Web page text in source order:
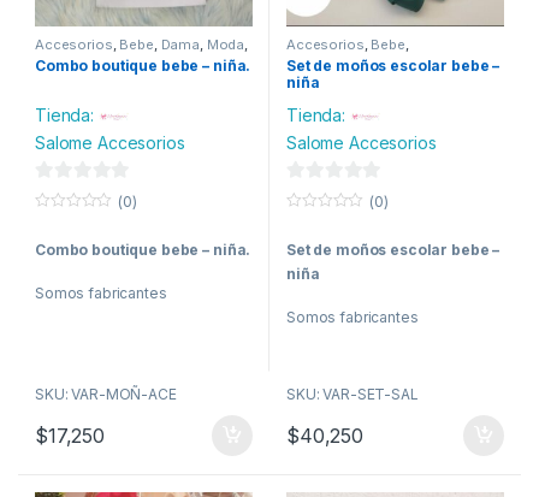
Accesorios Bebe Dama Moda
Moños y Moñas Niña , Niñas ,
Peine - cepillo
Combo boutique bebe – niña.
Tienda:
Salome Accesorios
0
e
u
f
(0)
Combo boutique bebe – niña.
Somos fabricantes
SKU: VAR-MOÑ-ACE
$17,250
Accesorios Bebe
Confecciones Maternidad
Moda, Moños y Moñas,Mujer,
Niña,
Set de moños escolar bebe –
niña
Tienda:
Salome Accesorios
0
e
5
u
o
(0)
Set de moños escolar bebe –
niña
Somos fabricantes
SKU: VAR-SET-SAL
$40,250